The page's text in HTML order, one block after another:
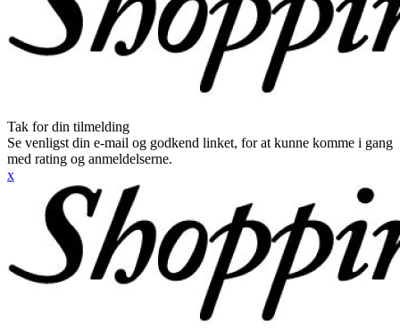
Tak for din tilmelding
Se venligst din e-mail og godkend linket, for at kunne komme i gang
med rating og anmeldelserne.
x